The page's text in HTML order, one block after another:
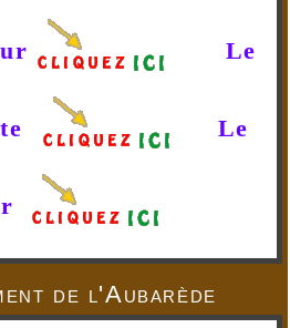
Le
Le
de l'Aubarède